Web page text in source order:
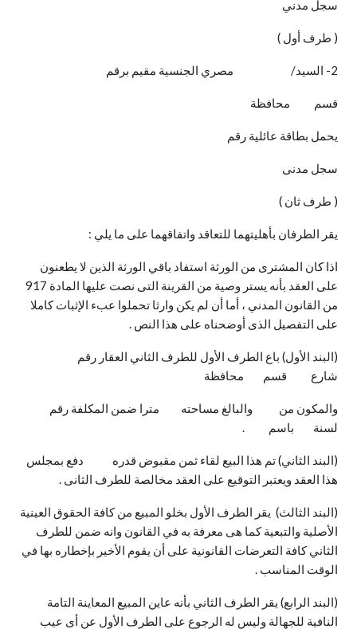
سجل مدني
( طرف أول )
2- السيد/ مصري الجنسية مقيم برقم
قسم محافظة
يحمل بطاقة عائلية رقم
سجل مدنى
( طرف ثان )
يقر الطرفان بأهليتهما للتعاقد واتفاقهما على ما يلي :
اذا كان المشترى من الورثة استفاد باقي الورثة الذين لا يطعنون
على العقد بأنه يستر وصية من القرينة التى نصت عليها المادة 917
من القانون المدني ، أما أن لم يكن وارثا تحملوا عبء الإثبات كاملا
على التفصيل الذى أوضحناه على هذا النص .
(البند الأول) باع الطرف الأول للطرف الثاني العقار رقم
شارع قسم محافظة
والمكون من والبالغ مساحته مترا ضمن المكلفة رقم
لسنة باسم .
(البند الثاني) تم هذا البيع لقاء ثمن مقبوض قدره دفع بمجلس
هذا العقد ويعتبر التوقيع على العقد مخالصة للطرف الثانى .
(البند الثالث) يقر الطرف الأول بخلو المبيع من كافة الحقوق العينية
الأصلية والتبعية كما هى معرفة به في القانون وانه ضمن للطرف
الثاني كافة التعرضات القانونية على أن يقوم الأخير بإخطاره بها في
الوقت المناسب .
(البند الرابع) يقر الطرف الثاني بأنه عاين المبيع المعاينة التامة
النافية للجهالة وليس له الرجوع على الطرف الأول عن أى عيب